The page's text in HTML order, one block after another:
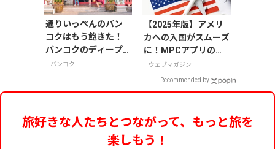
通りいっぺんのバン
コクはもう飽きた！
バンコクのディープ
で穴場のおすすめス
バンコク
【2025年版】アメリ
カへの入国がスムーズ
に！MPCアプリの登
録方法や使い方を解説
ウェブマガジン
Recommended by
旅好きな人たちとつながって、もっと旅を
楽しもう！